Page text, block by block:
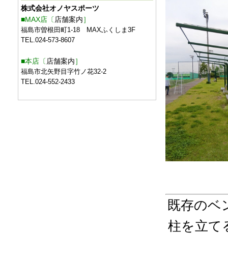
株式会社オノヤスポーツ
■MAX店〔 店舗案内］
福島市曽根田町1-18 MAXふくしま3F
TEL.024-573-8607
■本店〔 店舗案内］
福島市北矢野目字竹ノ花32-2
TEL.024-552-2433
既存のベ
柱を立て